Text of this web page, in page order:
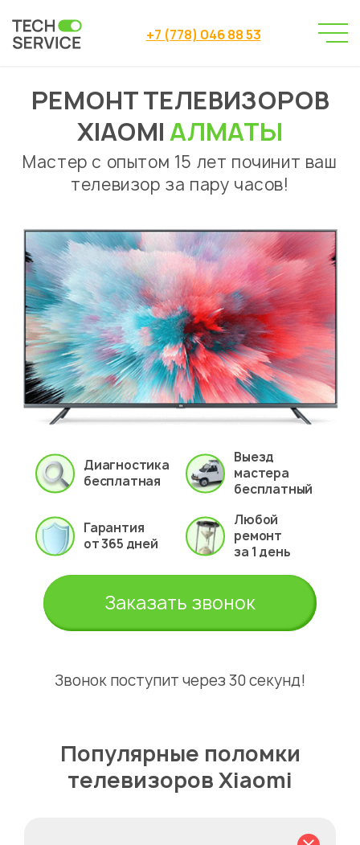
+7 (778) 046 88 53
Сервисный центр
→
Ремонт телевизоров
→ Xiaomi
РЕМОНТ ТЕЛЕВИЗОРОВ
XIAOMIАЛМАТЫ
Мастер с опытом 15 лет починит ваш
телевизор за пару часов!
Диагностика
бесплатная
Выезд
мастера
бесплатный
Гарантия
от 365 дней
Любой
ремонт
за 1 день
Заказать звонок
Звонок поступит через 30 секунд!
Популярные поломки
телевизоров Xiaomi